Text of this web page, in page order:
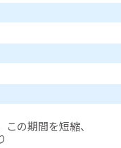
の期間を短縮、